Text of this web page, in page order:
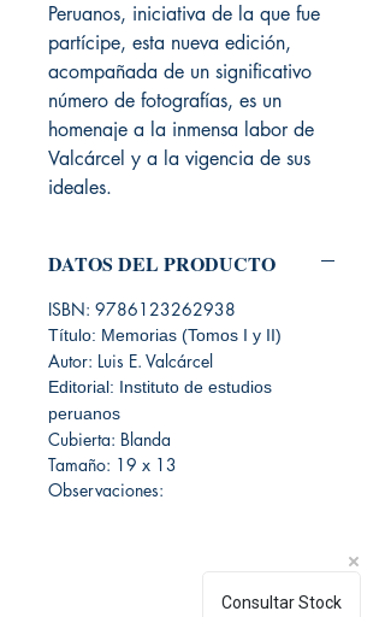
Peruanos, iniciativa de la que fue
partícipe, esta nueva edición,
acompañada de un significativo
número de fotografías, es un
homenaje a la inmensa labor de
Valcárcel y a la vigencia de sus
ideales.
DATOS DEL PRODUCTO
ISBN: 9786123262938
Título: Memorias (Tomos I y II)
Autor: Luis E. Valcárcel
Editorial: Instituto de estudios
peruanos
Cubierta: Blanda
Tamaño: 19 x 13
Observaciones:
Consultar Stock